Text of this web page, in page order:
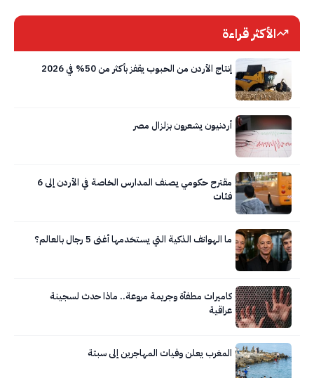
الأكثر قراءة
إنتاج الأردن من الحبوب يقفز بأكثر من 50% في 2026
أردنيون يشعرون بزلزال مصر
مقترح حكومي يصنف المدارس الخاصة في الأردن إلى 6
فئات
ما الهواتف الذكية التي يستخدمها أغنى 5 رجال بالعالم؟
كاميرات مطفأة وجريمة مروعة.. ماذا حدث لسجينة
عراقية
المغرب يعلن وفيات المهاجرين إلى سبتة